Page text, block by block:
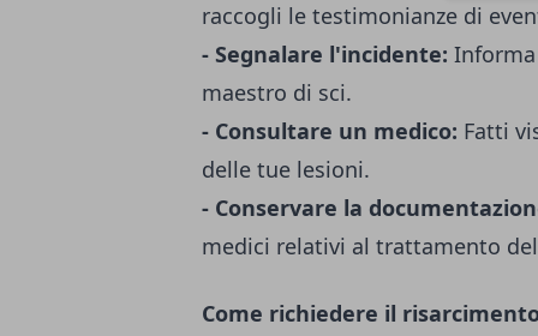
raccogli le testimonianze di
- Segnalare l'incidente:
maestro di sci.
- Consultare un medico: Fatti
delle tue lesioni.
- Conservare la
medici relativi al trattamento
Come richiedere il